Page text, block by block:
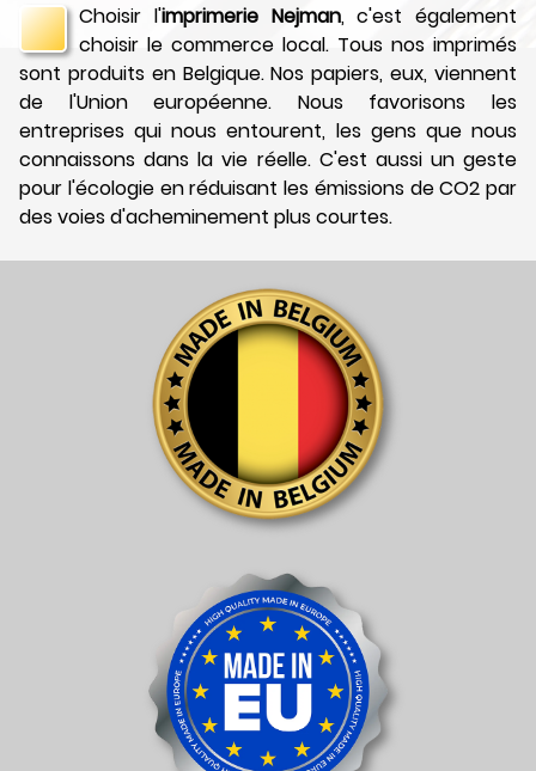
Choisir l'imprimerie Nejman, c'est également
choisir le commerce local. Tous nos imprimés
sont produits en Belgique. Nos papiers, eux, viennent
de l'Union européenne. Nous favorisons les
entreprises qui nous entourent, les gens que nous
connaissons dans la vie réelle. C'est aussi un geste
pour l'écologie en réduisant les émissions de CO2 par
des voies d'acheminement plus courtes.